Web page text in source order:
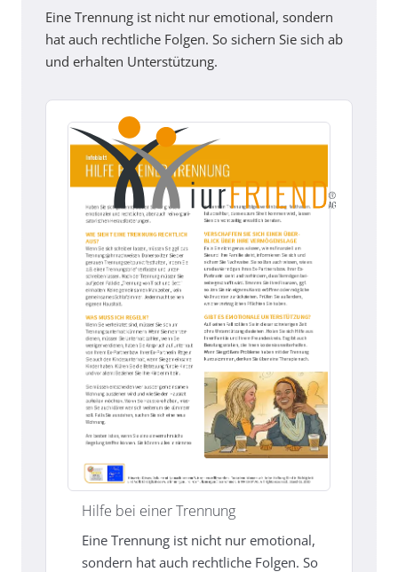
Eine Trennung ist nicht nur emotional, sondern
hat auch rechtliche Folgen. So sichern Sie sich ab
und erhalten Unterstützung.
Hilfe bei einer Trennung
Eine Trennung ist nicht nur emotional,
sondern hat auch rechtliche Folgen. So